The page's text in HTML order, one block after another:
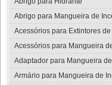
Abrigo para Mangueira de
Acessórios para Extintores
Acessórios para Mangueira
Adaptador para Mangueira
Armário para Mangueira de